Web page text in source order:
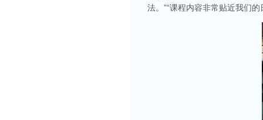
法。”“课程内容非常贴近我们